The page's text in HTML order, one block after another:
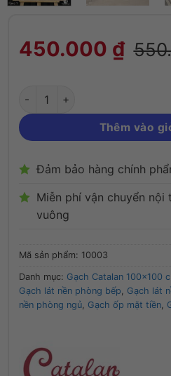
450.000 ₫
Gạch 100x100 cm
Thêm vào
Đảm bảo hàng chính
Miễn phí vận chuyển nội
vuông
Mã sản phẩm: 10003
Danh mục: Gạch Catalan 100x100
Gạch lát nền phòng bếp
Gạch lát
nền phòng ngủ, Gạch ốp mặt tiền,